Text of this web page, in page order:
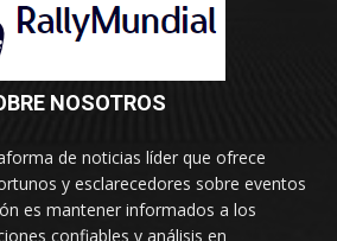
NOSOTROS
de noticias líder que ofrece
y esclarecedores sobre eventos
es mantener informados a los
confiables y análisis en